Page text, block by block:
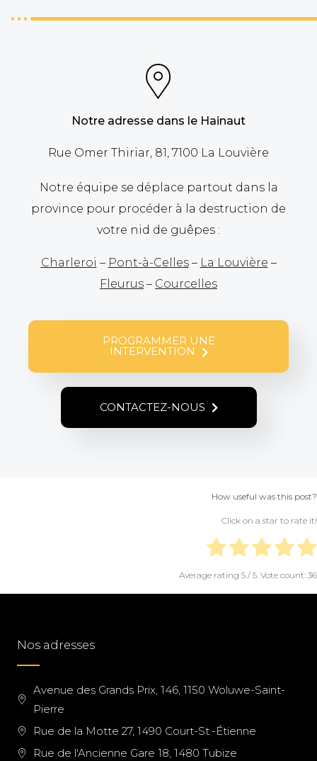
Notre adresse dans le Hainaut
Rue Omer Thiriar, 81, 7100 La Louvière
Notre équipe se déplace partout dans la
province pour procéder à la destruction de
votre nid de guêpes :
Charleroi – Pont-à-Celles– La Louvière –
Fleurus – Courcelles
PROGRAMMER UNE
INTERVENTION
CONTACTEZ-NOUS
How useful was this post?
Click on a star to rate it!
Average rating 5 / 5. Vote count: 36
Nos adresses
Avenue des Grands Prix, 146, 1150 Woluwe-Saint-
Pierre
Rue de la Motte 27, 1490 Court-St.-Étienne
Rue de l'Ancienne Gare 18, 1480 Tubize